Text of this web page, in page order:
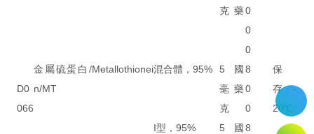
克 藥0
0
0
D0
066
金屬硫蛋白/Metallothionei
n/MT
混合體，95%
5
毫
克
國
藥
8
0
0
保
存：-
20℃
I型，95%
5
國 8